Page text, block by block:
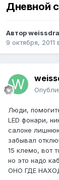
Дневной
Автор
9 октября, 2011
Люди,
LED фонари,
салоне
забывал
15 клемо, вот
но это надо
ОНО ГДЕ